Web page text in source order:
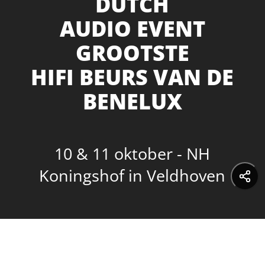
AUDIO EVENT
GROOTSTE
HIFI BEURS VAN DE
BENELUX
10 & 11 oktober - NH
Koningshof in Veldhoven